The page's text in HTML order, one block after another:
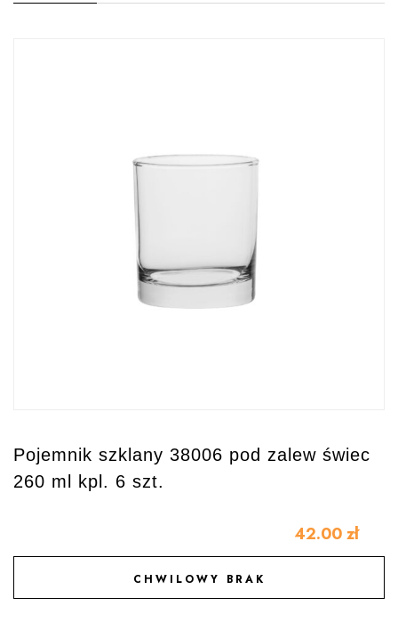
Pojemnik szklany 38006 pod zalew świec
260 ml kpl. 6 szt.
42.00 zł
CHWILOWY BRAK
DODAJ DO ULUBIONYCH